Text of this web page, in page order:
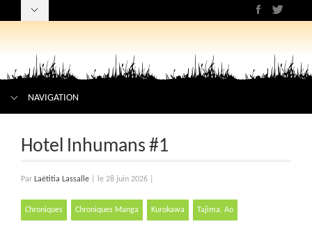
NAVIGATION
Hotel Inhumans #1
Par Laëtitia Lassalle le 28 juin 2026
Chroniques Chroniques Manga Kurokawa Tajima, Ao